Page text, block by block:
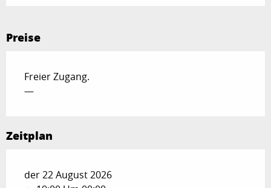
Preise
Freier Zugang.
—
Zeitplan
der 22 August 2026